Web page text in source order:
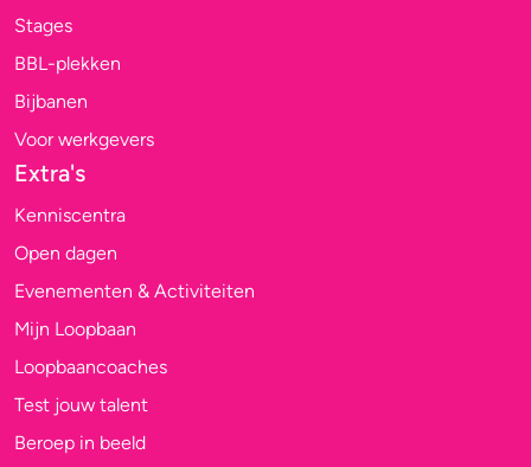
Stages
BBL-plekken
Bijbanen
Voor werkgevers
Extra's
Kenniscentra
Open dagen
Evenementen & Activiteiten
Mijn Loopbaan
Loopbaancoaches
Test jouw talent
Beroep in beeld